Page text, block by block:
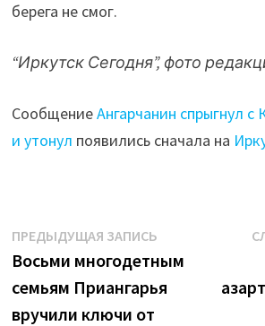
берега не смог.
“Иркутск Сегодня”, фото
СообщениеАнгарчанин спрыгнул с
и утонул появились сначала на
Навигация
по
записям
ПРЕДЫДУЩАЯ ЗАПИСЬПредыдущая
запись:
Восьми многодетным
семьям Приангарья
вручили ключи от